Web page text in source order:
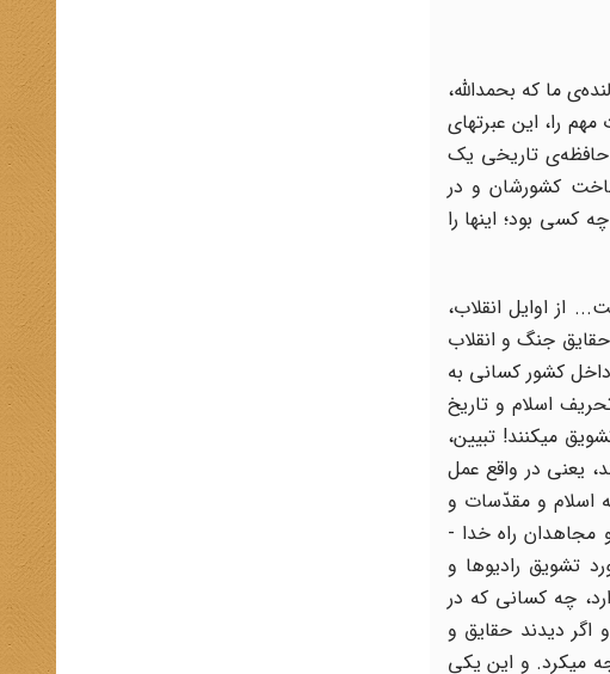
ما که بحمدالله،
را، این عبرتهای
حافظه‌ی تاریخی یک
کشورشان و در
کسی بود؛ اینها را
از اوایل انقلاب،
جنگ و انقلاب
داخل کشور کسانی به
اسلام و تاریخ
میکنند! تبیین،
یعنی در واقع عمل
اسلام و مقدّسات و
مجاهدان راه خدا -
تشویق رادیوها و
چه کسانی که در
دیدند حقایق و
میکرد. و این یکی